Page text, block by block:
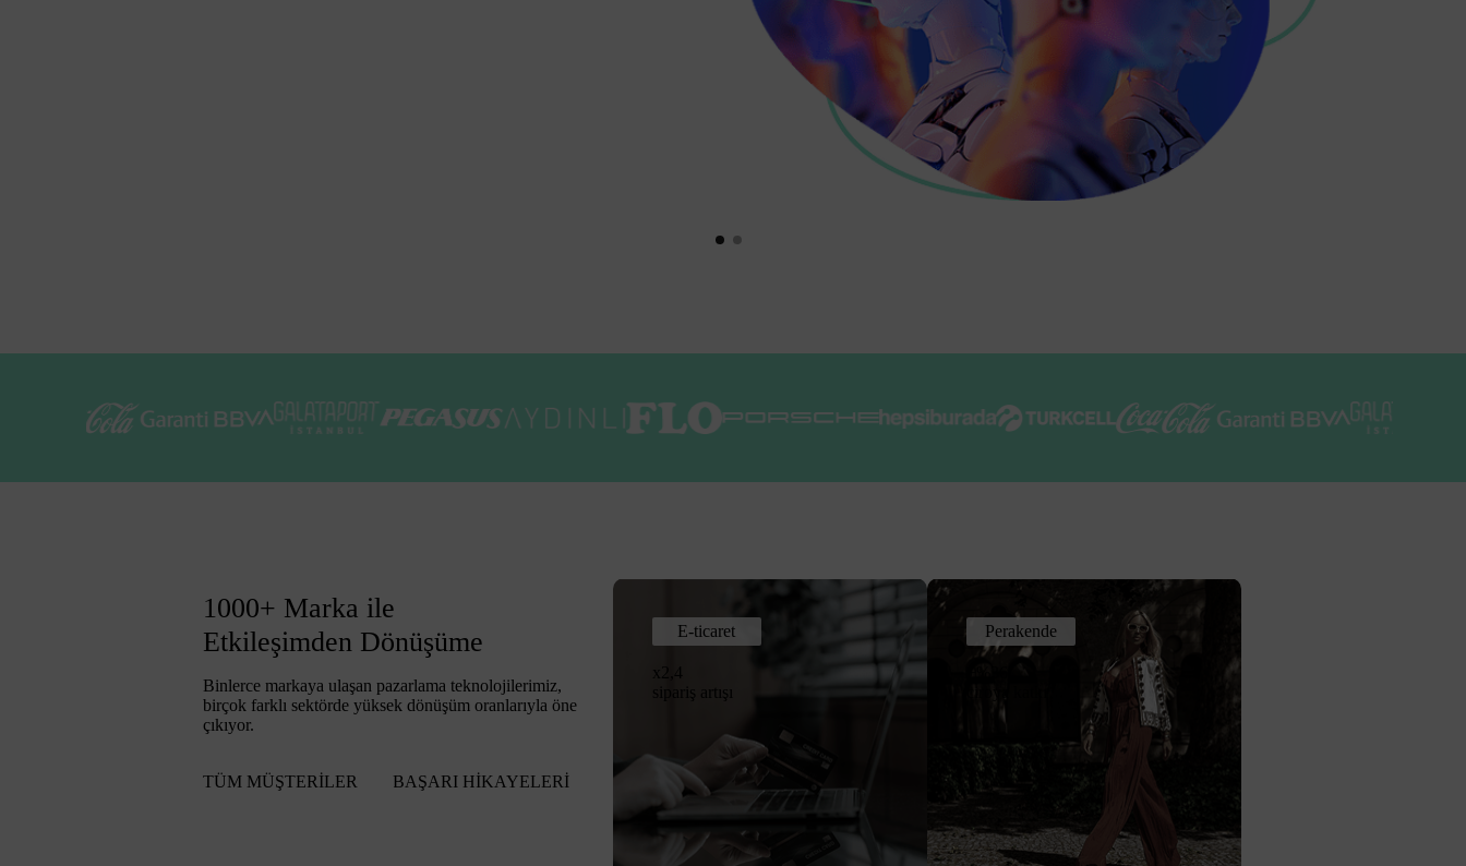
1000+ Marka ile
Etkileşimden Dönüşüme
Binlerce markaya ulaşan pazarlama teknolojilerimiz,
birçok farklı sektörde yüksek dönüşüm oranlarıyla öne
çıkıyor.
TÜM MÜŞTERİLER BAŞARI HİKAYELERİ
E-ticaret
x2,4
sipariş artışı
Perakende